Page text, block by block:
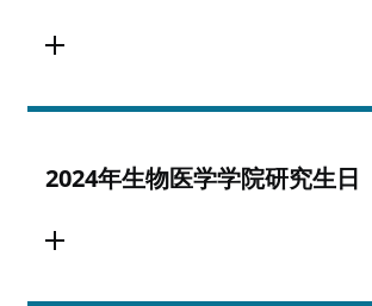
2024年生物医学学院研究生日